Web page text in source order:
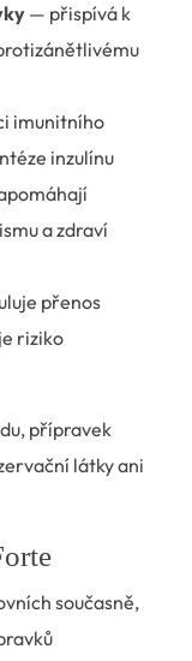
— přispívá k
imunitního
inzulínu
a zdraví
přenos
riziko
přípravek
látky ani
současně,